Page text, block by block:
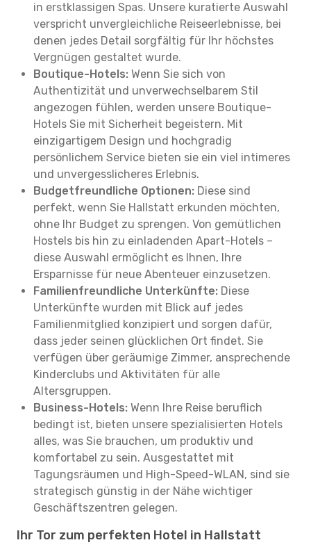
in erstklassigen Spas. Unsere kuratierte Auswahl
verspricht unvergleichliche Reiseerlebnisse, bei
denen jedes Detail sorgfältig für Ihr höchstes
Vergnügen gestaltet wurde.
Boutique-Hotels: Wenn Sie sich von
Authentizität und unverwechselbarem Stil
angezogen fühlen, werden unsere Boutique-
Hotels Sie mit Sicherheit begeistern. Mit
einzigartigem Design und hochgradig
persönlichem Service bieten sie ein viel intimeres
und unvergesslicheres Erlebnis.
Budgetfreundliche Optionen: Diese sind
perfekt, wenn Sie Hallstatt erkunden möchten,
ohne Ihr Budget zu sprengen. Von gemütlichen
Hostels bis hin zu einladenden Apart-Hotels –
diese Auswahl ermöglicht es Ihnen, Ihre
Ersparnisse für neue Abenteuer einzusetzen.
Familienfreundliche Unterkünfte: Diese
Unterkünfte wurden mit Blick auf jedes
Familienmitglied konzipiert und sorgen dafür,
dass jeder seinen glücklichen Ort findet. Sie
verfügen über geräumige Zimmer, ansprechende
Kinderclubs und Aktivitäten für alle
Altersgruppen.
Business-Hotels: Wenn Ihre Reise beruflich
bedingt ist, bieten unsere spezialisierten Hotels
alles, was Sie brauchen, um produktiv und
komfortabel zu sein. Ausgestattet mit
Tagungsräumen und High-Speed-WLAN, sind sie
strategisch günstig in der Nähe wichtiger
Geschäftszentren gelegen.
Ihr Tor zum perfekten Hotel in Hallstatt